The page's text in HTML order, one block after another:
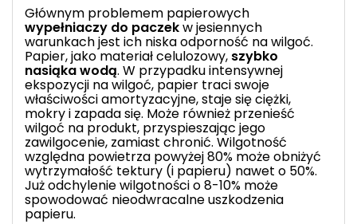
Głównym problemem papierowych
wypełniaczy do paczekw jesiennych
warunkach jest ich niska odporność na wilgoć.
Papier, jako materiał celulozowy, szybko
nasiąka wodą. W przypadku intensywnej
ekspozycji na wilgoć, papier traci swoje
właściwości amortyzacyjne, staje się ciężki,
mokry i zapada się. Może również przenieść
wilgoć na produkt, przyspieszając jego
zawilgocenie, zamiast chronić. Wilgotność
względna powietrza powyżej 80% może obniżyć
wytrzymałość tektury (i papieru) nawet o 50%.
Już odchylenie wilgotności o 8-10% może
spowodować nieodwracalne uszkodzenia
papieru.